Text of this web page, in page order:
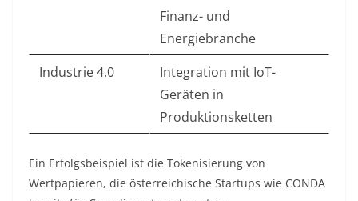
Finanz- und
Energiebranche
Industrie 4.0
Integration mit IoT-
Geräten in
Produktionsketten
Ein Erfolgsbeispiel ist die Tokenisierung von
Wertpapieren, die österreichische Startups wie CONDA